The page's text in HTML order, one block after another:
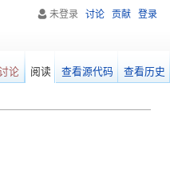
未登录 讨论 贡献 登录
论 阅读 查看源代码 查看历史